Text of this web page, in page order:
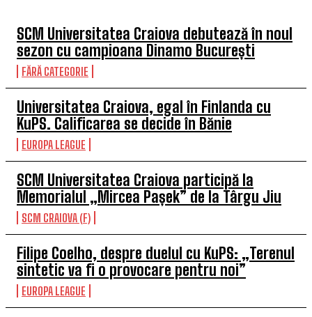
SCM Universitatea Craiova debutează în noul
sezon cu campioana Dinamo București
FĂRĂ CATEGORIE
Universitatea Craiova, egal în Finlanda cu
KuPS. Calificarea se decide în Bănie
EUROPA LEAGUE
SCM Universitatea Craiova participă la
Memorialul „Mircea Pașek” de la Târgu Jiu
SCM CRAIOVA (F)
Filipe Coelho, despre duelul cu KuPS: „Terenul
sintetic va fi o provocare pentru noi”
EUROPA LEAGUE